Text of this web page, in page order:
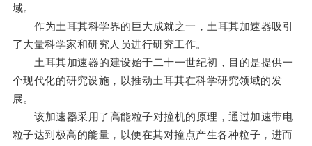
域。
作为土耳其科学界的巨大成就之一，土耳其加速器吸引
了大量科学家和研究人员进行研究工作。
土耳其加速器的建设始于二十一世纪初，目的是提供一
个现代化的研究设施，以推动土耳其在科学研究领域的发
展。
该加速器采用了高能粒子对撞机的原理，通过加速带电
粒子达到极高的能量，以便在其对撞点产生各种粒子，进而